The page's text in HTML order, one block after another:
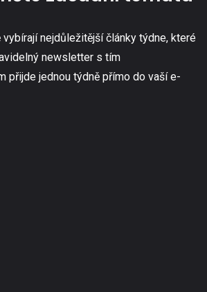
nejdůležitější články týdne, které
newsletter s tím
přijde jednou týdně přímo do vaší e-